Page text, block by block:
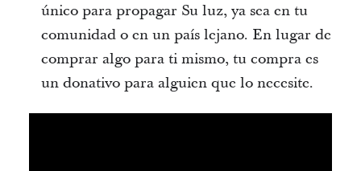
único para propagar Su luz, ya sea en tu
comunidad o en un país lejano. En lugar de
comprar algo para ti mismo, tu compra es
un donativo para alguien que lo necesite.